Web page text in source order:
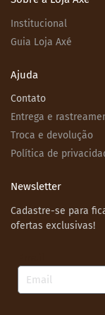
Institucional
Guia Loja Axé
Ajuda
Contato
Entrega e
Troca e devolução
Política de
Newsletter
Cadastre-se para
ofertas exclusivas!